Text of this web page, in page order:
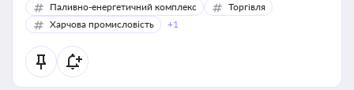
Паливно-енергетичний комплекс
Торгівля
Харчова промисловість
+1